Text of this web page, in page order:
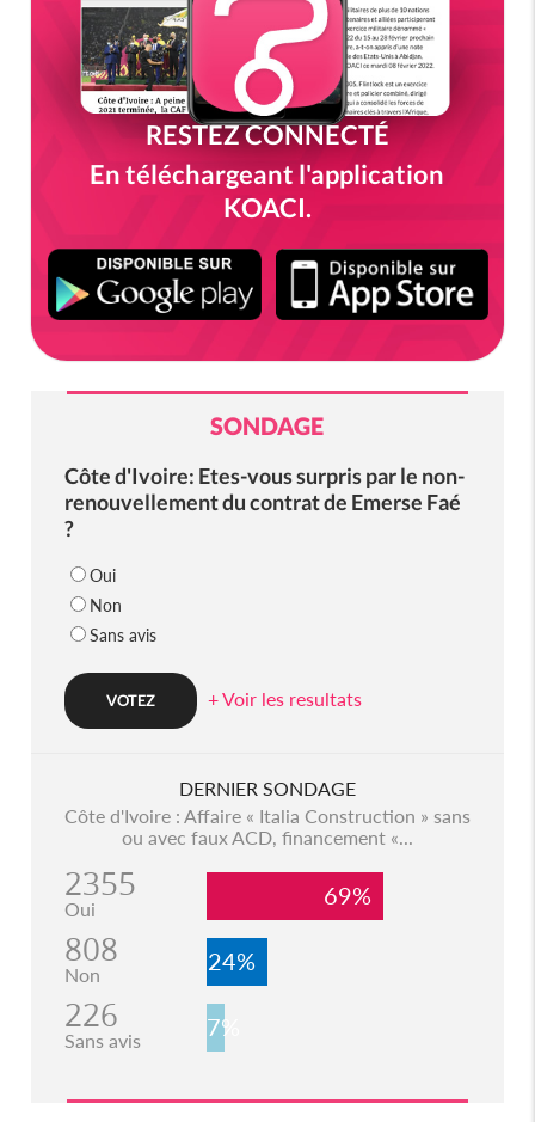
RESTEZ CONNECTÉ
En téléchargeant l'application
KOACI.
SONDAGE
Côte d'Ivoire: Etes-vous surpris par le non-
renouvellement du contrat de Emerse Faé
?
Oui
Non
Sans avis
+ Voir les resultats
DERNIER SONDAGE
Côte d'Ivoire : Affaire « Italia Construction » sans
ou avec faux ACD, financement «...
2355
Oui 69%
808
Non 24%
226
Sans avis 7%